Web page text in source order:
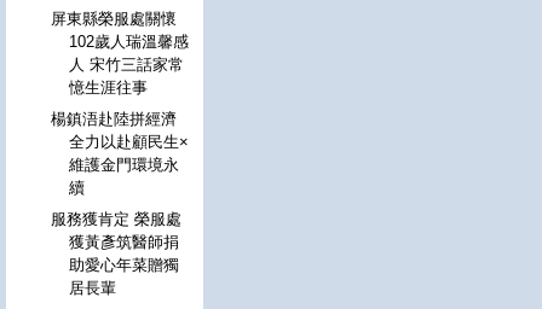
屏東縣榮服處關懷
102歲人瑞溫馨感
人 宋竹三話家常
憶生涯往事
楊鎮浯赴陸拼經濟
全力以赴顧民生×
維護金門環境永
續
服務獲肯定 榮服處
獲黃彥筑醫師捐
助愛心年菜贈獨
居長輩